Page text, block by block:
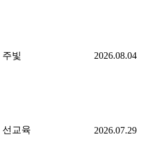
주빛 2026.08.04
선교육 2026.07.29